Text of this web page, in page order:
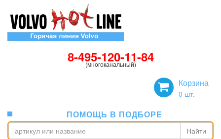
8-495-120-11-84
(многоканальный)
Корзина
0 шт.
ПОМОЩЬ В ПОДБОРЕ
Найти